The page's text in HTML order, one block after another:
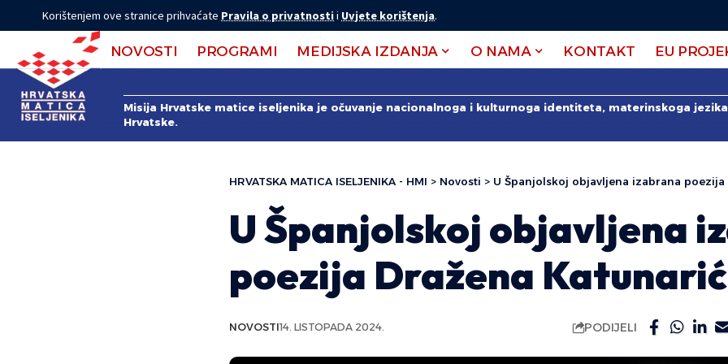
Korištenjem ove stranice prihvaćate Pravila o privatnostii Uvjete korištenja.
NOVOSTI PROGRAMI MEDIJSKA IZDANJA O NAMA KONTAKT EU
Misija Hrvatske matice iseljenika je očuvanje nacionalnoga i kulturnoga identiteta, materinskoga
Hrvatske.
HRVATSKA MATICA ISELJENIKA - HMI > Novosti > U Španjolskoj objavljena izabrana poezija
U Španjolskoj objavljena
poezija Dražena
NOVOSTI14. LISTOPADA 2024. PODIJELI